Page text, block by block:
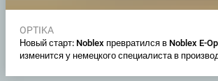
OPTIKA
Новый старт: Noblex превратился в Noblex E-
изменится у немецкого специалиста в